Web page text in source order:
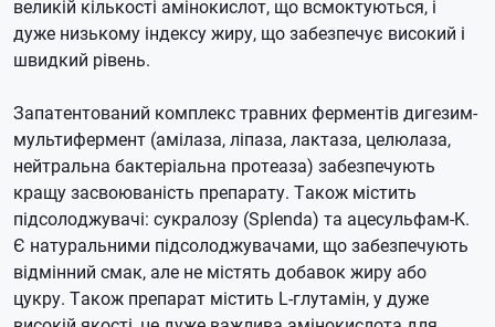
великій кількості амінокислот, що всмоктуються, і
дуже низькому індексу жиру, що забезпечує високий і
швидкий рівень.
Запатентований комплекс травних ферментів дигезим-
мультифермент (амілаза, ліпаза, лактаза, целюлаза,
нейтральна бактеріальна протеаза) забезпечують
кращу засвоюваність препарату. Також містить
підсолоджувачі: сукралозу (Splenda) та ацесульфам-K.
Є натуральними підсолоджувачами, що забезпечують
відмінний смак, але не містять добавок жиру або
цукру. Також препарат містить L-глутамін, у дуже